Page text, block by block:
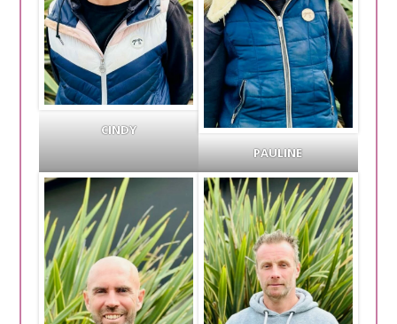
CINDY
PAULINE